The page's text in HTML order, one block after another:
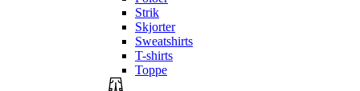
Strik
Skjorter
Sweatshirts
T-shirts
Toppe